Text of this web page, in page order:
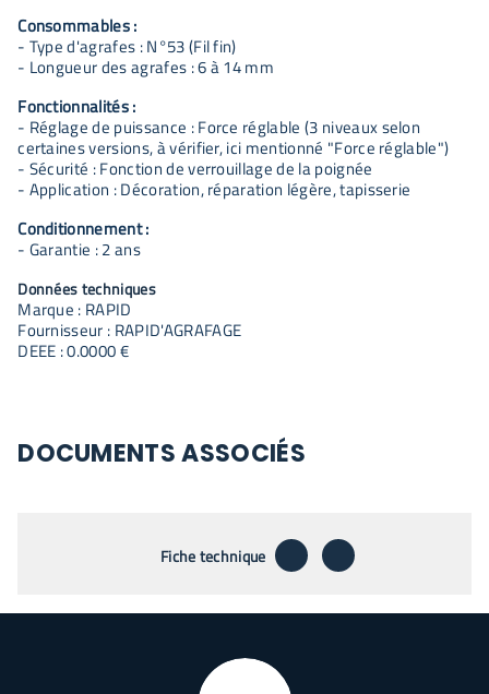
Consommables :
- Type d'agrafes : N°53 (Fil fin)
- Longueur des agrafes : 6 à 14 mm
Fonctionnalités :
- Réglage de puissance : Force réglable (3 niveaux selon
certaines versions, à vérifier, ici mentionné "Force réglable")
- Sécurité : Fonction de verrouillage de la poignée
- Application : Décoration, réparation légère, tapisserie
Conditionnement :
- Garantie : 2 ans
Données techniques
Marque : RAPID
Fournisseur : RAPID'AGRAFAGE
DEEE : 0.0000 €
DOCUMENTS ASSOCIÉS
Fiche technique téléchargerenvoyer par